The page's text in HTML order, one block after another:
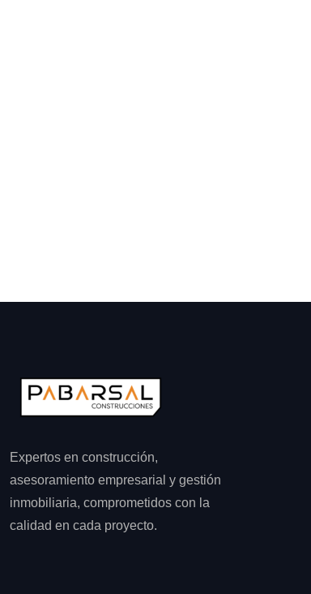
Expertos en construcción,
asesoramiento empresarial y gestión
inmobiliaria, comprometidos con la
calidad en cada proyecto.